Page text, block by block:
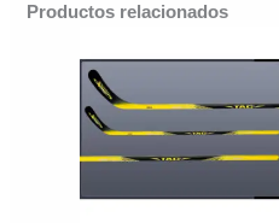
Productos relacionados